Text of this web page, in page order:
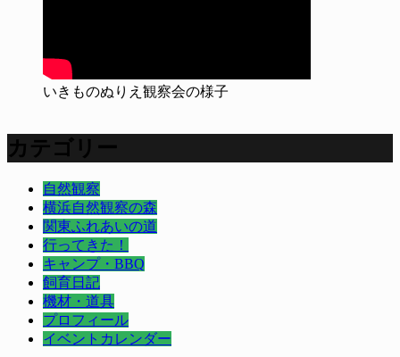
いきものぬりえ観察会の様子
カテゴリー
自然観察
横浜自然観察の森
関東ふれあいの道
行ってきた！
キャンプ・BBQ
飼育日記
機材・道具
プロフィール
イベントカレンダー